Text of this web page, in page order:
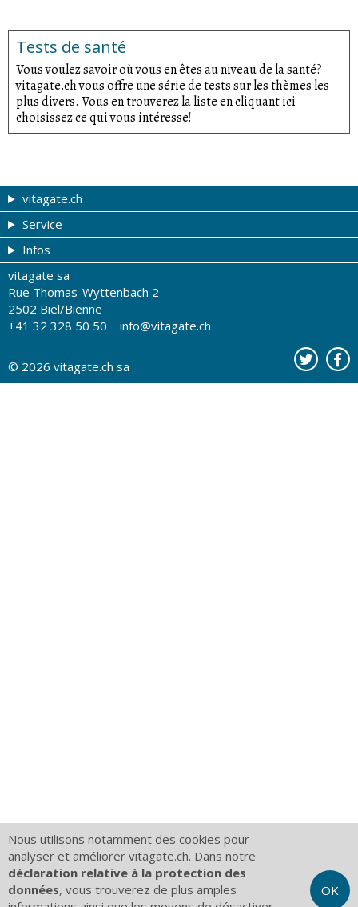
Tests de santé
Vous voulez savoir où vous en êtes au niveau de la santé?
vitagate.ch vous offre une série de tests sur les thèmes les
plus divers. Vous en trouverez la liste en cliquant ici –
choisissez ce qui vous intéresse!
vitagate.ch
Forme et beauté
Thèmes de A à Z
Thérapies
La santé sur les ondes
Tests de santé
Service
Coupons
Tribune du droguiste
DROPA Gurten Apotheke Drogerie
Drogueries partenaires
Contact
Infos
Impressum
Conditions d'utilisation
A notre sujet
Publicité sur vitagate.ch
vitagate sa
Rue Thomas-Wyttenbach 2
2502 Biel/Bienne
+41 32 328 50 50
info@vitagate.ch
© 2026 vitagate.ch sa
Nous utilisons notamment des cookies pour
analyser et améliorer vitagate.ch. Dans notre
déclaration relative à la protection des
données, vous trouverez de plus amples
OK